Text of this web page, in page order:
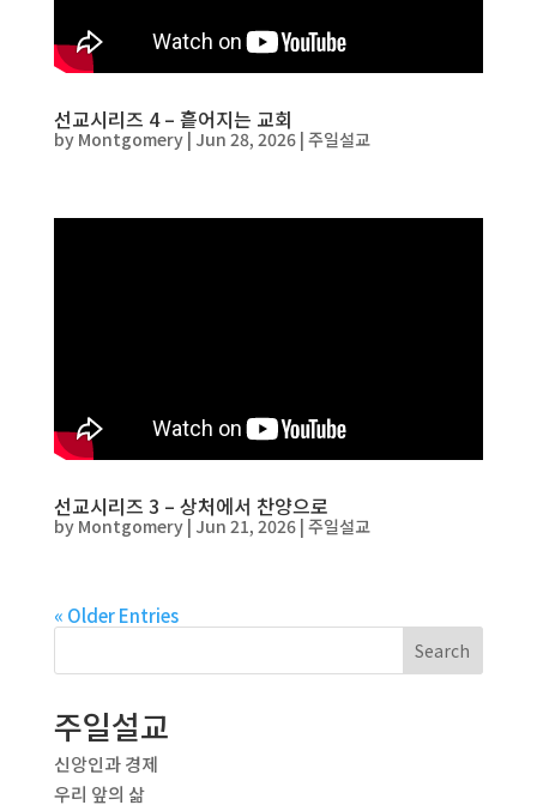
선교시리즈 4 – 흩어지는 교회
by Montgomery| Jun 28, 2026| 주일설교
선교시리즈 3 – 상처에서 찬양으로
by Montgomery| Jun 21, 2026| 주일설교
« Older Entries
Search
주일설교
신앙인과 경제
우리 앞의 삶